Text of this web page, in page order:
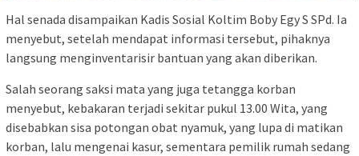
Hal senada disampaikan Kadis Sosial Koltim Boby Egy S SPd. Ia
menyebut, setelah mendapat informasi tersebut, pihaknya
langsung menginventarisir bantuan yang akan diberikan.
Salah seorang saksi mata yang juga tetangga korban
menyebut, kebakaran terjadi sekitar pukul 13.00 Wita, yang
disebabkan sisa potongan obat nyamuk, yang lupa di matikan
korban, lalu mengenai kasur, sementara pemilik rumah sedang